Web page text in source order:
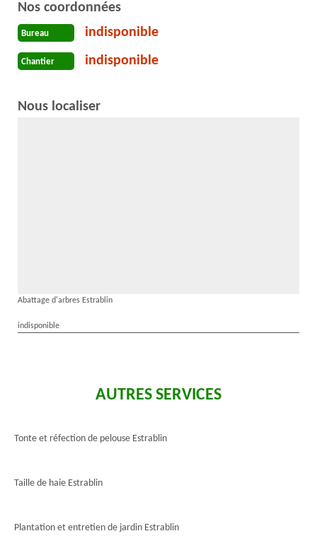
Nos coordonnées
Bureau indisponible
Chantier indisponible
Nous localiser
Abattage d'arbres Estrablin
indisponible
AUTRES SERVICES
Tonte et réfection de pelouse Estrablin
Taille de haie Estrablin
Plantation et entretien de jardin Estrablin